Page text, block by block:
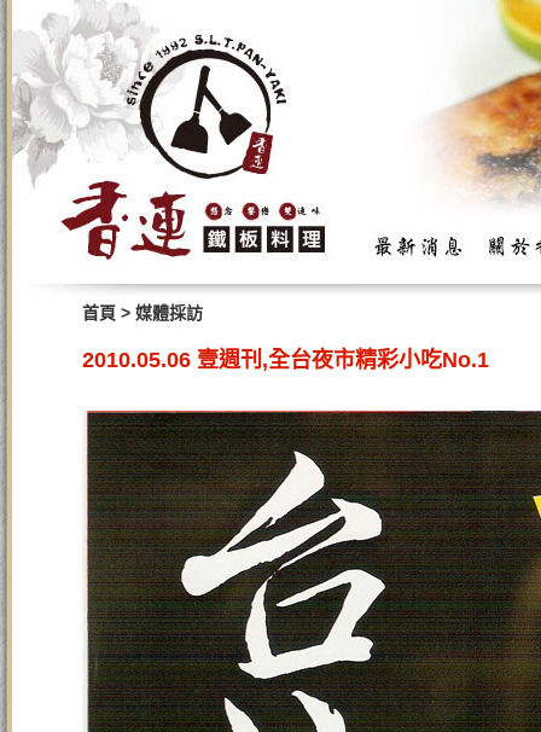
首頁 > 媒體採訪
2010.05.06 壹週刊,全台夜市精彩小吃No.1